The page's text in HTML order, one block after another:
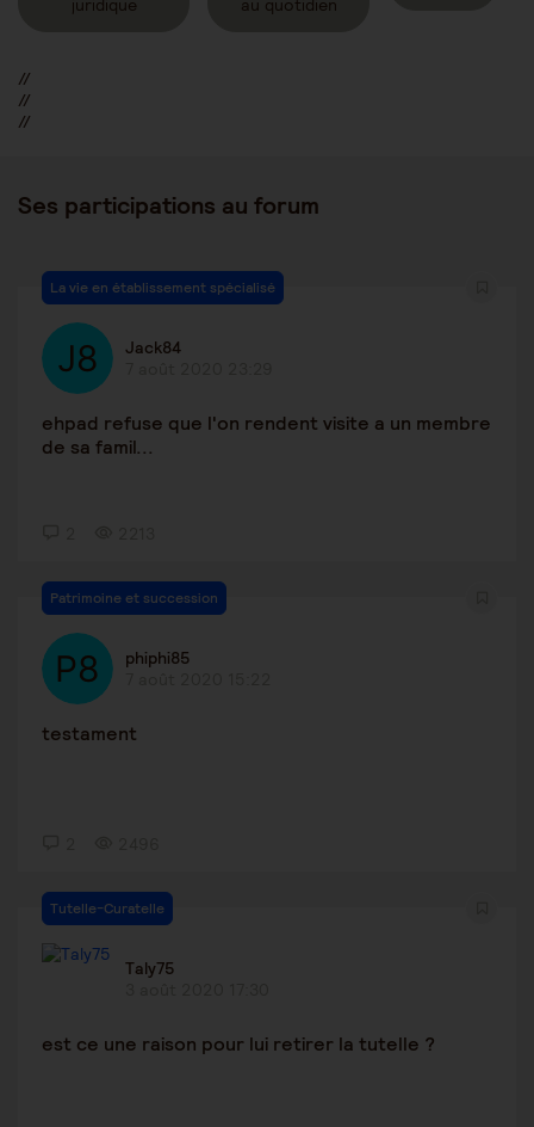
juridique
au quotidien
//
//
//
Ses participations au forum
La vie en établissement spécialisé
Jack84
ehpad refuse que l'on rendent visite a un membre
de sa famil...
Patrimoine et succession
phiphi85
testament
Tutelle-Curatelle
Taly75
est ce une raison pour lui retirer la tutelle ?